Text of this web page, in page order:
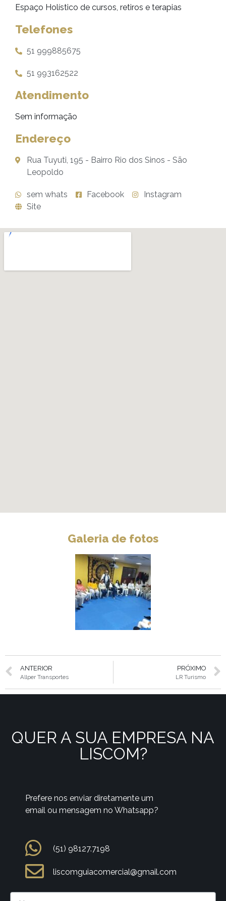
Espaço Holístico de cursos, retiros e terapias
Telefones
51 999885675
51 993162522
Atendimento
Sem informação
Endereço
Rua Tuyuti, 195 - Bairro Rio dos Sinos - São
Leopoldo
sem whats Facebook
Instagram
Site
Galeria de fotos
ANTERIOR
Allper Transportes
PRÓXIMO
LR Turismo
QUER A SUA EMPRESA NA
LISCOM?
Prefere nos enviar diretamente um
email ou mensagem no Whatsapp?
(51) 98127.7198
liscomguiacomercial@gmail.com